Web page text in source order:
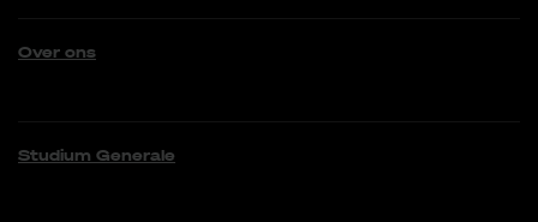
Over ons
Studium Generale